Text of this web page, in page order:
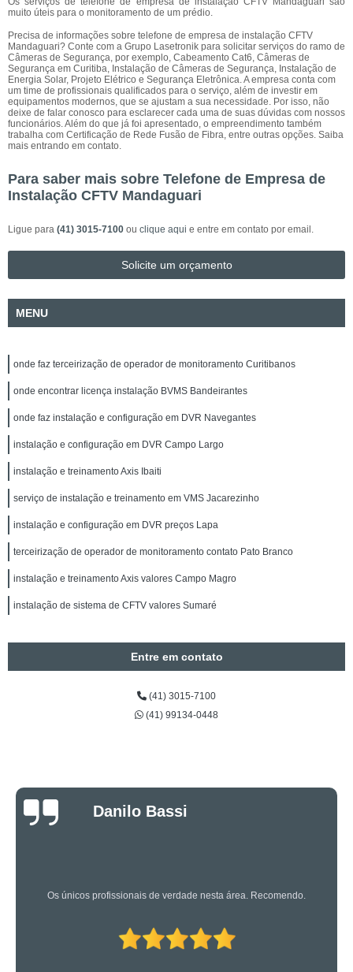
muito úteis para o monitoramento de um prédio.
Precisa de informações sobre telefone de empresa de instalação CFTV
Mandaguari? Conte com a Grupo Lasetronik para solicitar serviços do ramo de
Câmeras de Segurança, por exemplo, Cabeamento Cat6, Câmeras de
Segurança em Curitiba, Instalação de Câmeras de Segurança, Instalação de
Energia Solar, Projeto Elétrico e Segurança Eletrônica. A empresa conta com
um time de profissionais qualificados para o serviço, além de investir em
equipamentos modernos, que se ajustam a sua necessidade. Por isso, não
deixe de falar conosco para esclarecer cada uma de suas dúvidas com nossos
funcionários. Além do que já foi apresentado, o empreendimento também
trabalha com Certificação de Rede Fusão de Fibra, entre outras opções. Saiba
mais entrando em contato.
Para saber mais sobre Telefone de Empresa de
Instalação CFTV Mandaguari
Ligue para (41) 3015-7100 ou clique aqui e entre em contato por email.
Solicite um orçamento
MENU
onde faz terceirização de operador de monitoramento Curitibanos
onde encontrar licença instalação BVMS Bandeirantes
onde faz instalação e configuração em DVR Navegantes
instalação e configuração em DVR Campo Largo
instalação e treinamento Axis Ibaiti
serviço de instalação e treinamento em VMS Jacarezinho
instalação e configuração em DVR preços Lapa
terceirização de operador de monitoramento contato Pato Branco
instalação e treinamento Axis valores Campo Magro
instalação de sistema de CFTV valores Sumaré
Entre em contato
(41) 3015-7100
(41) 99134-0448
Luciano Rueda
Oliveira
Os caras são bons mesmo! Profissionais de primeira!